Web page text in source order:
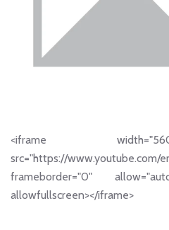
<iframe
src="https://www.youtube.com/
frameborder="0"
allowfullscreen></iframe>